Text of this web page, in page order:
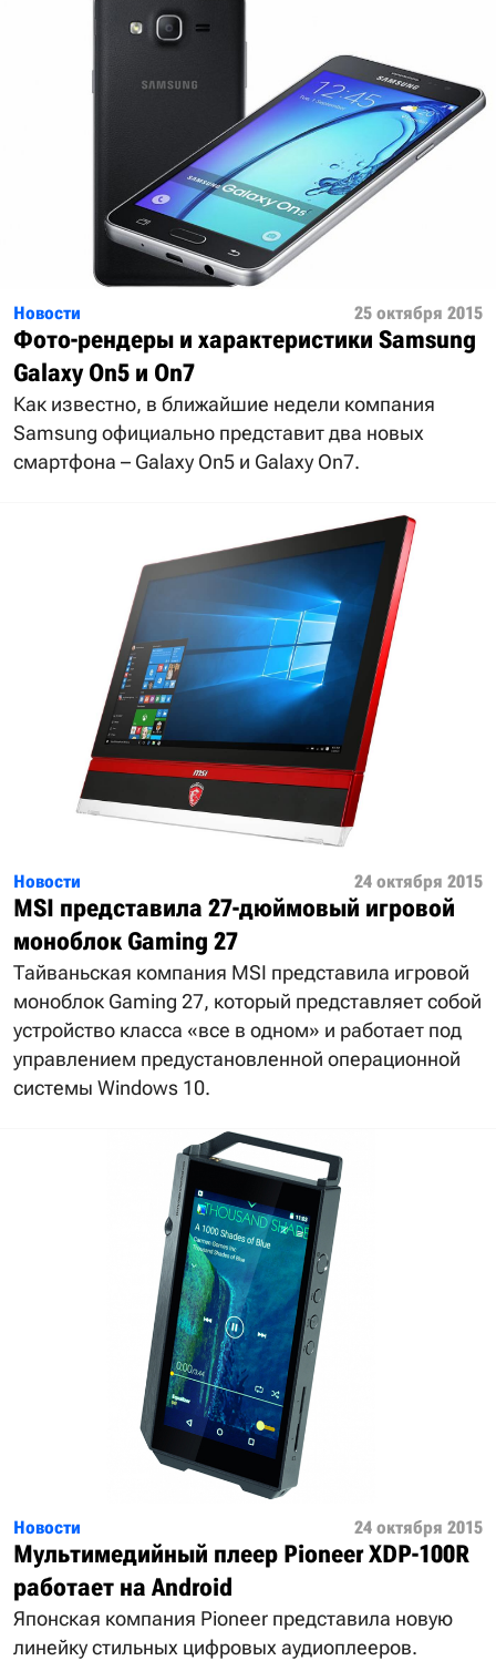
Новости 25 октября 2015
Фото-рендеры и характеристики Samsung
Galaxy On5 и On7
Как известно, в ближайшие недели компания
Samsung официально представит два новых
смартфона – Galaxy On5 и Galaxy On7.
Новости 24 октября 2015
MSI представила 27-дюймовый игровой
моноблок Gaming 27
Тайваньская компания MSI представила игровой
моноблок Gaming 27, который представляет собой
устройство класса «все в одном» и работает под
управлением предустановленной операционной
системы Windows 10.
Новости 24 октября 2015
Мультимедийный плеер Pioneer XDP-100R
работает на Android
Японская компания Pioneer представила новую
линейку стильных цифровых аудиоплееров.